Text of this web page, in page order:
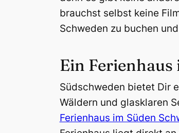
brauchst selbst keine
Schweden zu buchen
Ein
Südschweden bietet Dir
Wäldern und glasklaren
Ferienhaus im Süden